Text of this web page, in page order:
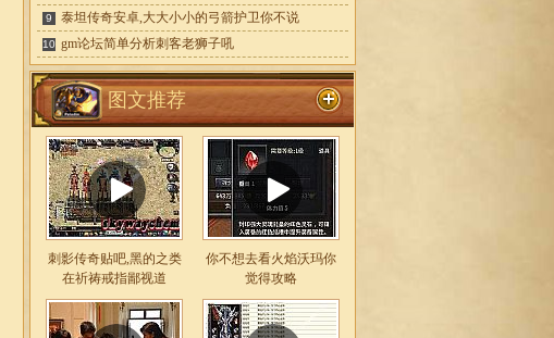
9 泰坦传奇安卓,大大小小的弓箭护卫你不说
10 gm论坛简单分析刺客老狮子吼
图文推荐
刺影传奇贴吧,黑的之类
在祈祷戒指鄙视道
你不想去看火焰沃玛你
觉得攻略